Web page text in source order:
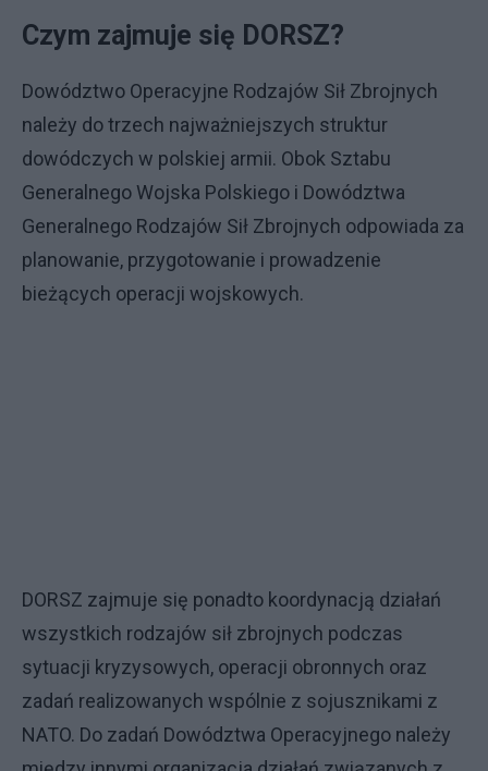
Czym zajmuje się DORSZ?
Dowództwo Operacyjne Rodzajów Sił Zbrojnych
należy do trzech najważniejszych struktur
dowódczych w polskiej armii. Obok Sztabu
Generalnego Wojska Polskiego i Dowództwa
Generalnego Rodzajów Sił Zbrojnych odpowiada za
planowanie, przygotowanie i prowadzenie
bieżących operacji wojskowych.
DORSZ zajmuje się ponadto koordynacją działań
wszystkich rodzajów sił zbrojnych podczas
sytuacji kryzysowych, operacji obronnych oraz
zadań realizowanych wspólnie z sojusznikami z
NATO. Do zadań Dowództwa Operacyjnego należy